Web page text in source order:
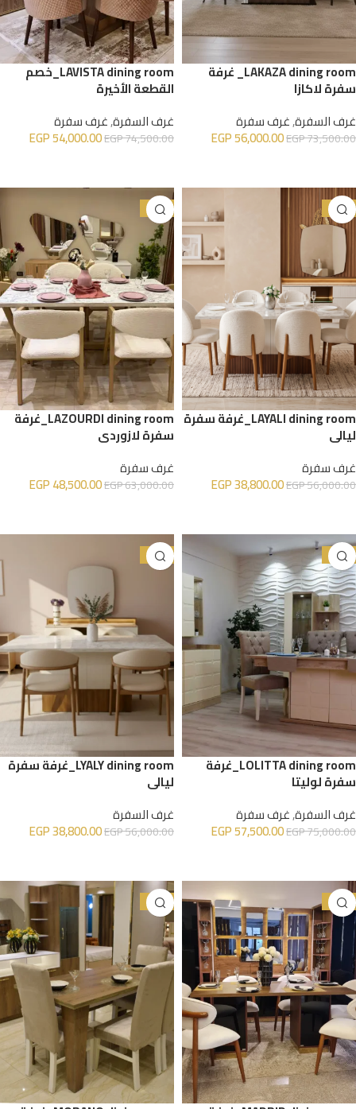
LAKAZA dining room_ غرفة
سفرة لاكازا
غرف السفرة,غرف سفرة
EGP73,500.00
EGP56,000.00
LAVISTA dining room_خصم
القطعة الأخيرة
غرف السفرة,غرف سفرة
EGP74,500.00
EGP54,000.00
-31%
LAYALI dining room_غرفة سفرة
ليالي
غرف سفرة
EGP56,000.00
EGP38,800.00
-23%
LAZOURDI dining room_غرفة
سفرة لازوردي
غرف سفرة
EGP63,000.00
EGP48,500.00
-23%
LOLITTA dining room_غرفة
سفرة لوليتا
غرف السفرة,غرف سفرة
EGP75,000.00
EGP57,500.00
-31%
LYALY dining room_غرفة سفرة
ليالي
غرف السفرة
EGP56,000.00
EGP38,800.00
-27%
-23%